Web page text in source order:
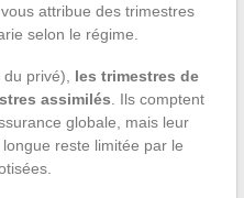
attribue des trimestres
selon le régime.
privé), les trimestres de
assimilés . Ils comptent
globale, mais leur
reste limitée par le